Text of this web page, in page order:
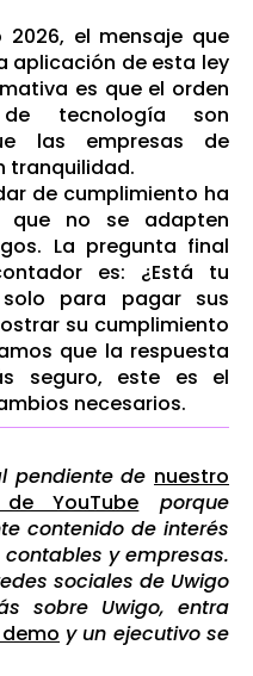
el mensaje que
aplicación de esta ley
es que el orden
tecnología son
las empresas de
tranquilidad.
de cumplimiento ha
que no se adapten
La pregunta final
es: ¿Está tu
para pagar sus
su cumplimiento
que la respuesta
seguro, este es el
necesarios.
pendiente de nuestro
YouTube porque
contenido de interés
y empresas.
sociales de Uwigo
sobre Uwigo, entra
y un ejecutivo se